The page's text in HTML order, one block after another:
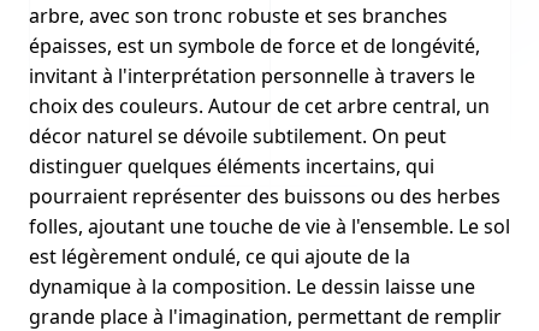
arbre, avec son tronc robuste et ses branches
épaisses, est un symbole de force et de longévité,
invitant à l'interprétation personnelle à travers le
choix des couleurs. Autour de cet arbre central, un
décor naturel se dévoile subtilement. On peut
distinguer quelques éléments incertains, qui
pourraient représenter des buissons ou des herbes
folles, ajoutant une touche de vie à l'ensemble. Le sol
est légèrement ondulé, ce qui ajoute de la
dynamique à la composition. Le dessin laisse une
grande place à l'imagination, permettant de remplir